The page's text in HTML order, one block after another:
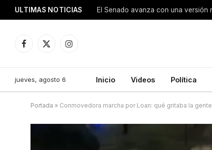
ULTIMAS NOTICIAS
Facebook
X
Instagram
jueves, agosto 6 Inicio Videos Política
Portada » Conmovedora marcha por Loan: qué gritaba la gente